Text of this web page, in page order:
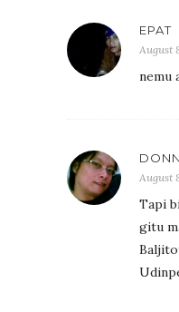
EPAT
August
nemu
August
Tapi
gitu